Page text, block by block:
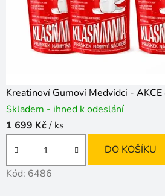
Kreatinoví Gumoví Medvídci -
Skladem - ihned k odeslání
1 699 Kč/ ks
DO KOŠÍKU
Kód: 6486